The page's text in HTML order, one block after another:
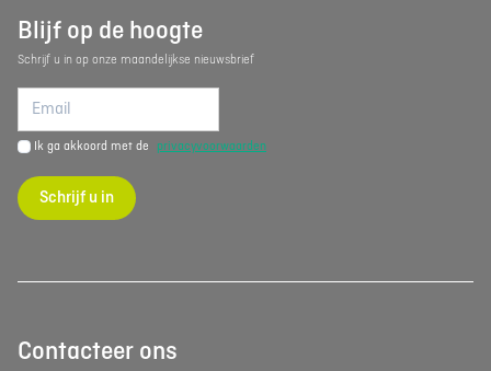
Blijf op de hoogte
Schrijf u in op onze maandelijkse nieuwsbrief
Ik ga akkoord met de privacyvoorwaarden
Schrijf u in
Contacteer ons